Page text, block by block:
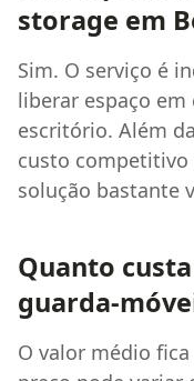
storage em
Sim. O serviço é
liberar espaço
escritório. Além
custo
solução bastante
Quanto
guarda-
O valor médio